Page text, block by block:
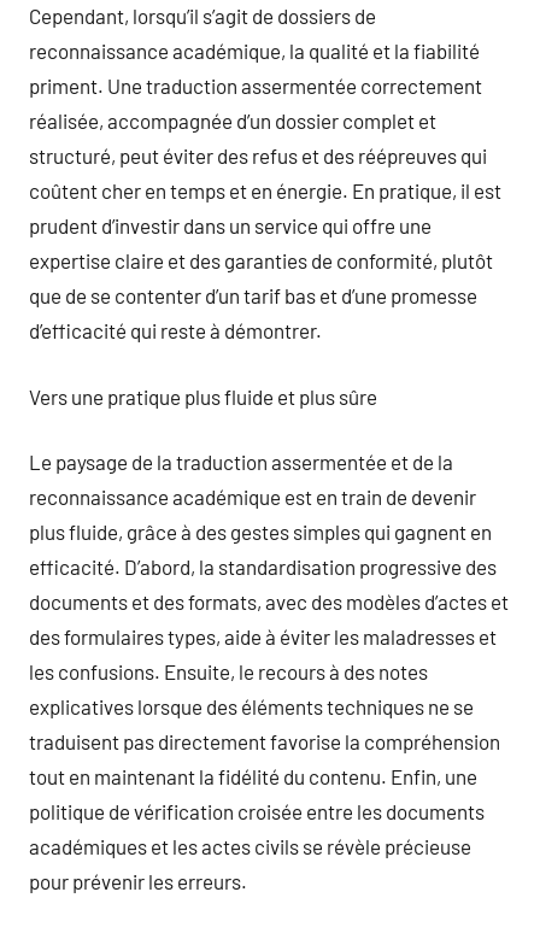
Cependant, lorsqu’il s’agit de dossiers de
reconnaissance académique, la qualité et la fiabilité
priment. Une traduction assermentée correctement
réalisée, accompagnée d’un dossier complet et
structuré, peut éviter des refus et des réépreuves qui
coûtent cher en temps et en énergie. En pratique, il est
prudent d’investir dans un service qui offre une
expertise claire et des garanties de conformité, plutôt
que de se contenter d’un tarif bas et d’une promesse
d’efficacité qui reste à démontrer.
Vers une pratique plus fluide et plus sûre
Le paysage de la traduction assermentée et de la
reconnaissance académique est en train de devenir
plus fluide, grâce à des gestes simples qui gagnent en
efficacité. D’abord, la standardisation progressive des
documents et des formats, avec des modèles d’actes et
des formulaires types, aide à éviter les maladresses et
les confusions. Ensuite, le recours à des notes
explicatives lorsque des éléments techniques ne se
traduisent pas directement favorise la compréhension
tout en maintenant la fidélité du contenu. Enfin, une
politique de vérification croisée entre les documents
académiques et les actes civils se révèle précieuse
pour prévenir les erreurs.